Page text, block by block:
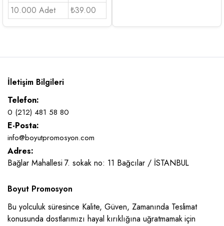
10.000 Adet
₺39.00
İletişim Bilgileri
Telefon:
0 (212) 481 58 80
E-Posta:
info@boyutpromosyon.com
Adres:
Bağlar Mahallesi 7. sokak no: 11 Bağcılar / İSTANBUL
Boyut Promosyon
Bu yolculuk süresince Kalite, Güven, Zamanında Teslimat
konusunda dostlarımızı hayal kırıklığına uğratmamak için